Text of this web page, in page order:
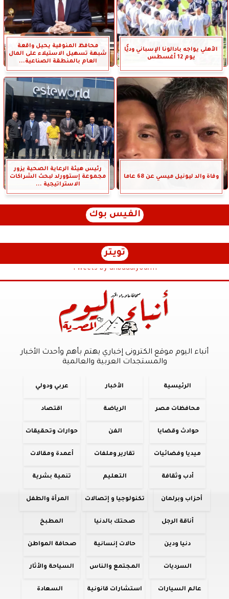
الأهلي يواجه بادالونا الإسباني وديًّا
يوم 12 أغسطس
محافظ المنوفية يحيل واقعة
شبهة تسهيل الاستيلاء على المال
العام بالمنطقة الصناعية...
وفاة والد ليونيل ميسي عن 68 عاما
رئيس هيئة الرعاية الصحية يزور
مجموعة إستوورلد لبحث الشراكات
الاستراتيجية ...
الفيس بوك
تويتر
Tweets by anbaaalyoum1
أنباء اليوم موقع الكترونى إخباري يهتم بأهم وأحدث الأخبار
والمستجدات العربية والعالمية
الرئيسية الأخبار عربي ودولي
محافظات مصر الرياضة اقتصاد
حوادث وقضايا الفن حوارات وتحقيقات
ميديا وفضائيات تقارير وملفات أعمدة ومقالات
أدب وثقافة التعليم تنمية بشرية
أحزاب وبرلمان تكنولوجيا و إتصالات المرأة والطفل
أناقة الرجل صحتك بالدنيا المطبخ
دنيا ودين حالات إنسانية صحافة المواطن
السرديات المجتمع والناس السياحة والأثار
عالم السيارات استشارات قانونية السعادة